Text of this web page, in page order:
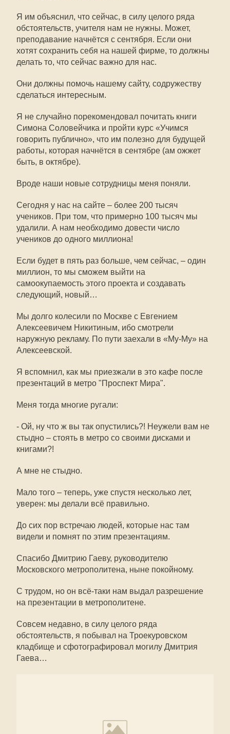
Я им объяснил, что сейчас, в силу целого ряда
обстоятельств, учителя нам не нужны. Может,
преподавание начнётся с сентября. Если они
хотят сохранить себя на нашей фирме, то должны
делать то, что сейчас важно для нас.
Они должны помочь нашему сайту, содружеству
сделаться интересным.
Я не случайно порекомендовал почитать книги
Симона Соловейчика и пройти курс «Учимся
говорить публично», что им полезно для будущей
работы, которая начнётся в сентябре (ам ожжет
быть, в октябре).
Вроде наши новые сотрудницы меня поняли.
Сегодня у нас на сайте – более 200 тысяч
учеников. При том, что примерно 100 тысяч мы
удалили. А нам необходимо довести число
учеников до одного миллиона!
Если будет в пять раз больше, чем сейчас, – один
миллион, то мы сможем выйти на
самоокупаемость этого проекта и создавать
следующий, новый…
Мы долго колесили по Москве с Евгением
Алексеевичем Никитиным, ибо смотрели
наружную рекламу. По пути заехали в «Му-Му» на
Алексеевской.
Я вспомнил, как мы приезжали в это кафе после
презентаций в метро "Проспект Мира".
Меня тогда многие ругали:
- Ой, ну что ж вы так опустились?! Неужели вам не
стыдно – стоять в метро со своими дисками и
книгами?!
А мне не стыдно.
Мало того – теперь, уже спустя несколько лет,
уверен: мы делали всё правильно.
До сих пор встречаю людей, которые нас там
видели и помнят по этим презентациям.
Спасибо Дмитрию Гаеву, руководителю
Московского метрополитена, ныне покойному.
С трудом, но он всё-таки нам выдал разрешение
на презентации в метрополитене.
Совсем недавно, в силу целого ряда
обстоятельств, я побывал на Троекуровском
кладбище и сфотографировал могилу Дмитрия
Гаева…